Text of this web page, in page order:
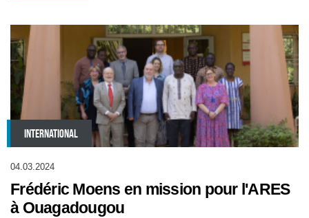
INTERNATIONAL
04.03.2024
Frédéric Moens en mission pour l'ARES
à Ouagadougou